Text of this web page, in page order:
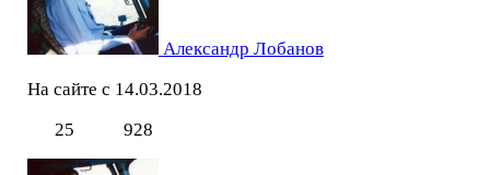
Александр Лобанов
На сайте с 14.03.2018
25
928